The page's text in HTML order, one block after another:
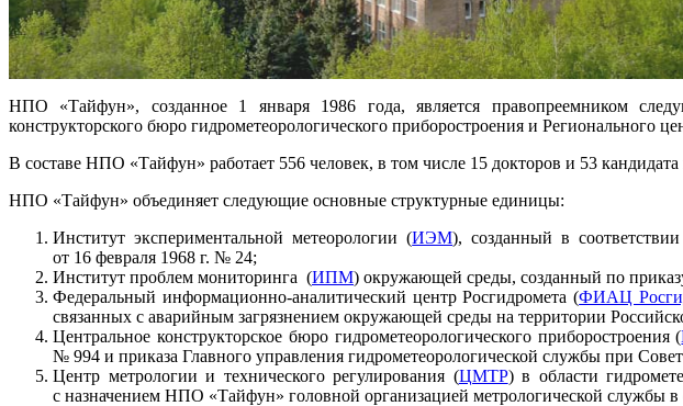
НПО «Тайфун», созданное 1 января 1986 года, является правопреемником
конструкторского бюро гидрометеорологического приборостроения и Регионального
В составе НПО «Тайфун» работает 556 человек, в том числе 15 докторов и 53 кандидата
НПО «Тайфун» объединяет следующие основные структурные единицы:
Институт экспериментальной метеорологии (ИЭМ), созданный в
от 16 февраля 1968 г. № 24;
Институт проблем мониторинга (ИПМ) окружающей среды, созданный по
Федеральный информационно-аналитический центр Росгидромета (ФИАЦ
связанных с аварийным загрязнением окружающей среды на территории
Центральное конструкторское бюро гидрометеорологического приборостроения (
№ 994 и приказа Главного управления гидрометеорологической службы при
Центр метрологии и технического регулирования (ЦМТР) в области
с назначением НПО «Тайфун» головной организацией метрологической службы